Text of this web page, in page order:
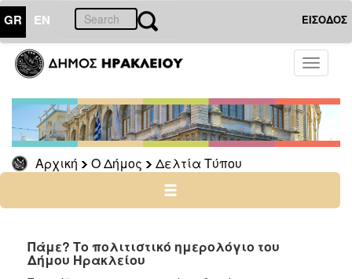
GR EN ΕΙΣΟΔΟΣ
Toggle
Αρχική Ο Δήμος Δελτία Τύπου
ΔΗΜΟΣ
Δελτία
Τύπου
Αρχείο
Πάμε? Το πολιτιστικό ημερολόγιο του
Δήμου Ηρακλείου